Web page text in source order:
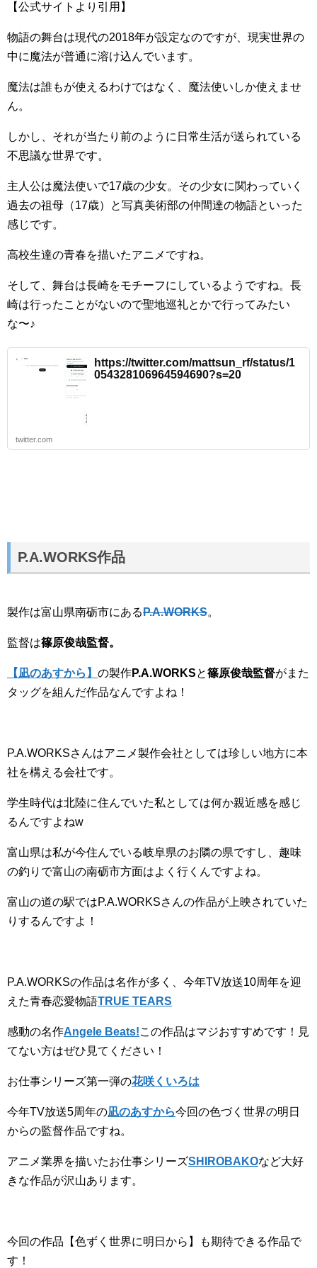
【公式サイトより引用】
物語の舞台は現代の2018年が設定なのですが、現実世界の
中に魔法が普通に溶け込んでいます。
魔法は誰もが使えるわけではなく、魔法使いしか使えませ
ん。
しかし、それが当たり前のように日常生活が送られている
不思議な世界です。
主人公は魔法使いで17歳の少女。その少女に関わっていく
過去の祖母（17歳）と写真美術部の仲間達の物語といった
感じです。
高校生達の青春を描いたアニメですね。
そして、舞台は長崎をモチーフにしているようですね。長
崎は行ったことがないので聖地巡礼とかで行ってみたい
な〜♪
https://twitter.com/mattsun_rf/status/1
054328106964594690?s=20
twitter.com
P.A.WORKS作品
製作は富山県南砺市にあるP.A.WORKS。
監督は篠原俊哉監督。
【凪のあすから】 の製作P.A.WORKSと篠原俊哉監督がまた
タッグを組んだ作品なんですよね！
P.A.WORKSさんはアニメ製作会社としては珍しい地方に本
社を構える会社です。
学生時代は北陸に住んでいた私としては何か親近感を感じ
るんですよねw
富山県は私が今住んでいる岐阜県のお隣の県ですし、趣味
の釣りで富山の南砺市方面はよく行くんですよね。
富山の道の駅ではP.A.WORKSさんの作品が上映されていた
りするんですよ！
P.A.WORKSの作品は名作が多く、今年TV放送10周年を迎
えた青春恋愛物語TRUE TEARS
感動の名作Angele Beats!この作品はマジおすすめです！見
てない方はぜひ見てください！
お仕事シリーズ第一弾の花咲くいろは
今年TV放送5周年の凪のあすから今回の色づく世界の明日
からの監督作品ですね。
アニメ業界を描いたお仕事シリーズSHIROBAKOなど大好
きな作品が沢山あります。
今回の作品【色ずく世界に明日から】も期待できる作品で
す！